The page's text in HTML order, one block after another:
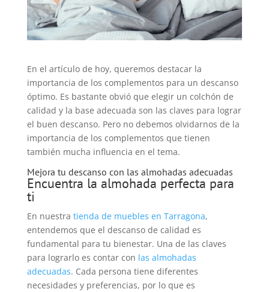
En el artículo de hoy, queremos destacar la
importancia de los complementos para un descanso
óptimo. Es bastante obvió que elegir un colchón de
calidad y la base adecuada son las claves para lograr
el buen descanso. Pero no debemos olvidarnos de la
importancia de los complementos que tienen
también mucha influencia en el tema.
Mejora tu descanso con las almohadas adecuadas
Encuentra la almohada perfecta para
ti
En nuestra tienda de muebles en Tarragona,
entendemos que el descanso de calidad es
fundamental para tu bienestar. Una de las claves
para lograrlo es contar con las almohadas
adecuadas. Cada persona tiene diferentes
necesidades y preferencias, por lo que es